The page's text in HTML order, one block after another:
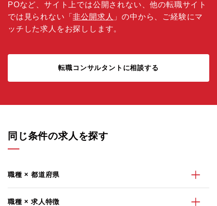
POなど、サイト上では公開されない、他の転職サイト
では見られない「非公開求人 」の中から、ご経験にマ
ッチした求人をお探しします。
転職コンサルタントに相談する
同じ条件の求人を探す
職種 × 都道府県
職種 × 求人特徴